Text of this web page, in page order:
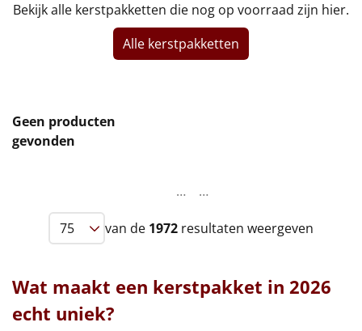
Vrouwen
Duurzaam
Goedkope
Alle thema's
Bekijk alle kerstpakketten die nog op voorraad zijn hier.
Alle kerstpakketten
Geen producten
gevonden
… …
van de 1972 resultaten weergeven
Wat maakt een kerstpakket in 2026
echt uniek?